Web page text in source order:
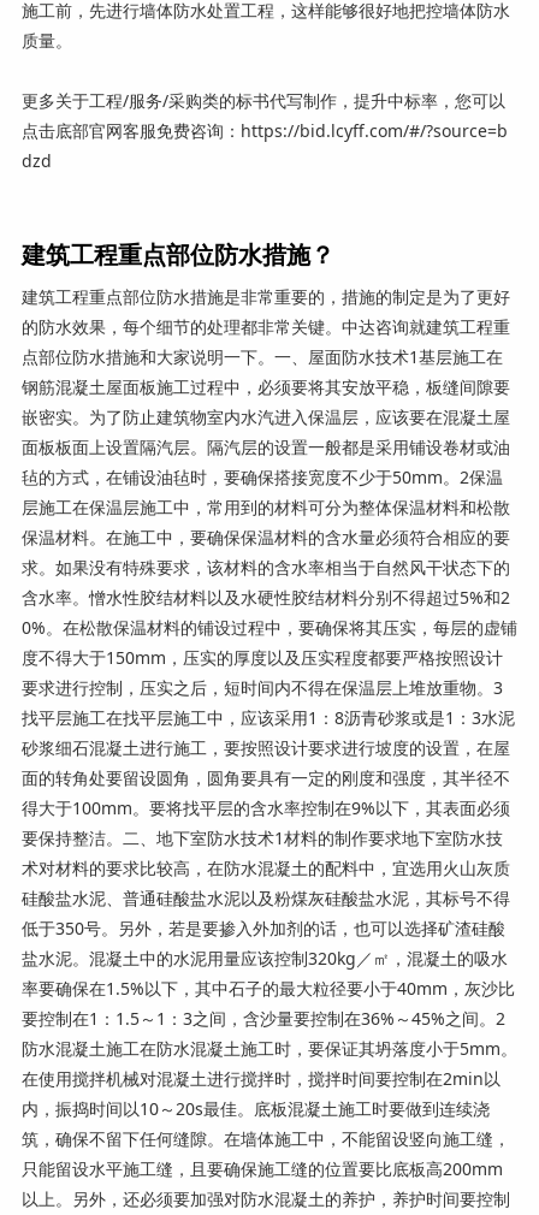
施工前，先进行墙体防水处置工程，这样能够很好地把控墙体防水
质量。
更多关于工程/服务/采购类的标书代写制作，提升中标率，您可以
点击底部官网客服免费咨询：https://bid.lcyff.com/#/?source=b
dzd
建筑工程重点部位防水措施？
建筑工程重点部位防水措施是非常重要的，措施的制定是为了更好
的防水效果，每个细节的处理都非常关键。中达咨询就建筑工程重
点部位防水措施和大家说明一下。一、屋面防水技术1基层施工在
钢筋混凝土屋面板施工过程中，必须要将其安放平稳，板缝间隙要
嵌密实。为了防止建筑物室内水汽进入保温层，应该要在混凝土屋
面板板面上设置隔汽层。隔汽层的设置一般都是采用铺设卷材或油
毡的方式，在铺设油毡时，要确保搭接宽度不少于50mm。2保温
层施工在保温层施工中，常用到的材料可分为整体保温材料和松散
保温材料。在施工中，要确保保温材料的含水量必须符合相应的要
求。如果没有特殊要求，该材料的含水率相当于自然风干状态下的
含水率。憎水性胶结材料以及水硬性胶结材料分别不得超过5%和2
0%。在松散保温材料的铺设过程中，要确保将其压实，每层的虚铺
度不得大于150mm，压实的厚度以及压实程度都要严格按照设计
要求进行控制，压实之后，短时间内不得在保温层上堆放重物。3
找平层施工在找平层施工中，应该采用1：8沥青砂浆或是1：3水泥
砂浆细石混凝土进行施工，要按照设计要求进行坡度的设置，在屋
面的转角处要留设圆角，圆角要具有一定的刚度和强度，其半径不
得大于100mm。要将找平层的含水率控制在9%以下，其表面必须
要保持整洁。二、地下室防水技术1材料的制作要求地下室防水技
术对材料的要求比较高，在防水混凝土的配料中，宜选用火山灰质
硅酸盐水泥、普通硅酸盐水泥以及粉煤灰硅酸盐水泥，其标号不得
低于350号。另外，若是要掺入外加剂的话，也可以选择矿渣硅酸
盐水泥。混凝土中的水泥用量应该控制320kg／㎡，混凝土的吸水
率要确保在1.5%以下，其中石子的最大粒径要小于40mm，灰沙比
要控制在1：1.5～1：3之间，含沙量要控制在36%～45%之间。2
防水混凝土施工在防水混凝土施工时，要保证其坍落度小于5mm。
在使用搅拌机械对混凝土进行搅拌时，搅拌时间要控制在2min以
内，振捣时间以10～20s最佳。底板混凝土施工时要做到连续浇
筑，确保不留下任何缝隙。在墙体施工中，不能留设竖向施工缝，
只能留设水平施工缝，且要确保施工缝的位置要比底板高200mm
以上。另外，还必须要加强对防水混凝土的养护，养护时间要控制